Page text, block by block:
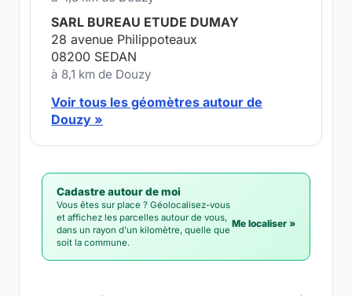
SARL BUREAU ETUDE DUMAY
28 avenue Philippoteaux
08200 SEDAN
à 8,1 km de Douzy
Voir tous les géomètres autour de
Douzy »
Cadastre autour de moi
Vous êtes sur place ? Géolocalisez-vous
et affichez les parcelles autour de vous,
dans un rayon d'un kilomètre, quelle que
soit la commune.
Me localiser »